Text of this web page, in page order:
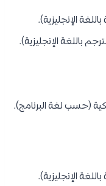
الإنجليزية).
باللغة الإنجليزية).
(حسب لغة البرنامج).
الإنجليزية).